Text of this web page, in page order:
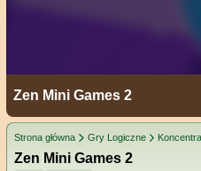
Zen Mini Games 2
Strona główna Gry Logiczne
Zen Mini Games 2